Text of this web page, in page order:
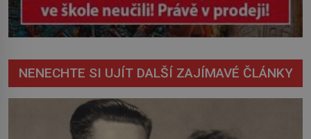
NENECHTE SI UJÍT DALŠÍ ZAJÍMAVÉ ČLÁNKY